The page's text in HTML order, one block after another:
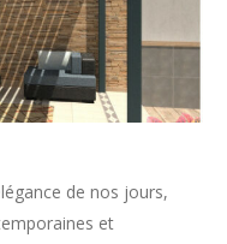
de nos jours,
et